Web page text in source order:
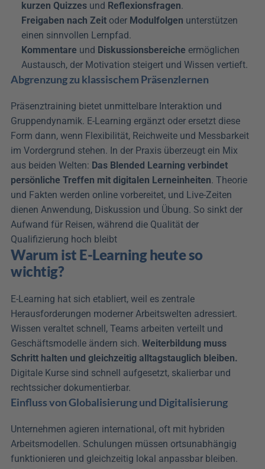
kurzen Quizzes und Reflexionsfragen.
Freigaben nach Zeit oder Modulfolgen unterstützen
einen sinnvollen Lernpfad.
Kommentare und Diskussionsbereiche ermöglichen
Austausch, der Motivation steigert und Wissen vertieft.
Abgrenzung zu klassischem Präsenzlernen
Präsenztraining bietet unmittelbare Interaktion und
Gruppendynamik. E-Learning ergänzt oder ersetzt diese
Form dann, wenn Flexibilität, Reichweite und Messbarkeit
im Vordergrund stehen. In der Praxis überzeugt ein Mix
aus beiden Welten: Das Blended Learning verbindet
persönliche Treffen mit digitalen Lerneinheiten. Theorie
und Fakten werden online vorbereitet, und Live-Zeiten
dienen Anwendung, Diskussion und Übung. So sinkt der
Aufwand für Reisen, während die Qualität der
Qualifizierung hoch bleibt
Warum ist E-Learning heute so
wichtig?
E-Learning hat sich etabliert, weil es zentrale
Herausforderungen moderner Arbeitswelten adressiert.
Wissen veraltet schnell, Teams arbeiten verteilt und
Geschäftsmodelle ändern sich. Weiterbildung muss
Schritt halten und gleichzeitig alltagstauglich bleiben.
Digitale Kurse sind schnell aufgesetzt, skalierbar und
rechtssicher dokumentierbar.
Einfluss von Globalisierung und Digitalisierung
Unternehmen agieren international, oft mit hybriden
Arbeitsmodellen. Schulungen müssen ortsunabhängig